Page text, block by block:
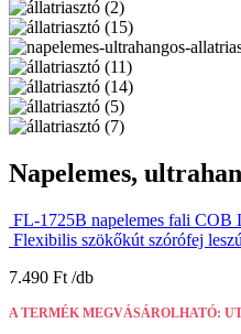
Napelemes,
FL-1725B napelemes fali COB
Flexibilis szökőkút szórófej
7.490 Ft
A TERMÉK MEGVÁSÁROLHATÓ: